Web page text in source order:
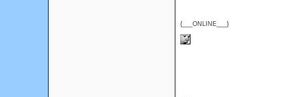
{___ONLINE___}